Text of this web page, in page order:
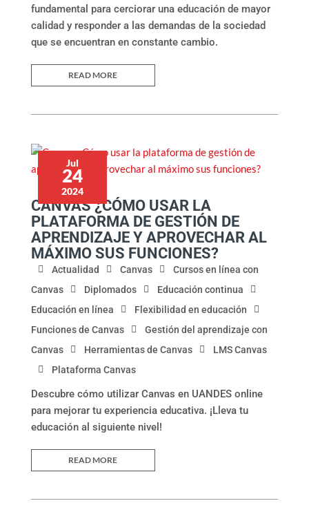
fundamental para cerciorar una educación de mayor
calidad y responder a las demandas de la sociedad
que se encuentran en constante cambio.
READ MORE
CANVAS ¿CÓMO USAR LA
PLATAFORMA DE GESTIÓN DE
APRENDIZAJE Y APROVECHAR AL
MÁXIMO SUS FUNCIONES?
Actualidad Canvas
Cursos en línea con
Canvas
Diplomados
Educación continua
Educación en línea
Flexibilidad en educación
Funciones de Canvas
Gestión del aprendizaje con
Canvas
Herramientas de Canvas
LMS Canvas
Plataforma Canvas
Descubre cómo utilizar Canvas en UANDES online
para mejorar tu experiencia educativa. ¡Lleva tu
educación al siguiente nivel!
READ MORE
Jul
24
2024